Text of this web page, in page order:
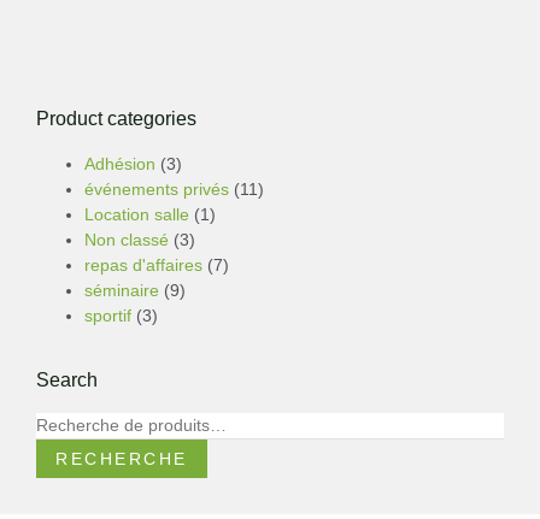
Product categories
Adhésion (3)
événements privés (11)
Location salle (1)
Non classé (3)
repas d'affaires (7)
séminaire (9)
sportif (3)
Search
RECHERCHE